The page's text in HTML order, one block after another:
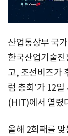
산업통상부 국
한국산업기술
고, 조선비즈가
럼 총회'가 12일
(HIT)에서 열렸
올해 2회째를